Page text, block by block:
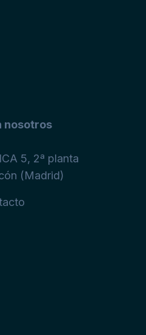
nosotros
5, 2ª planta
(Madrid)